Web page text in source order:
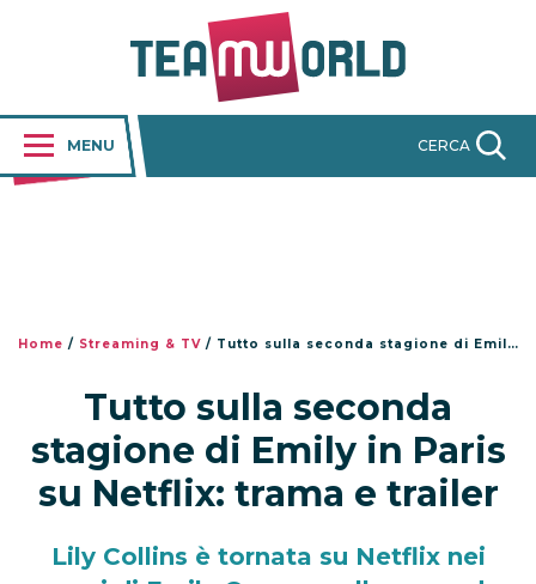
MENU CERCA
Home / Streaming & TV / Tutto sulla seconda stagione di Emily in Paris su Netflix: trama e trailer
Tutto sulla seconda
stagione di Emily in Paris
su Netflix: trama e trailer
Lily Collins è tornata su Netflix nei